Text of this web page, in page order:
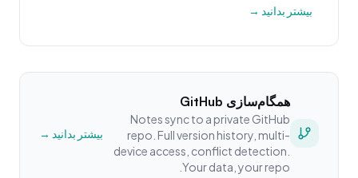
بیشتر بدانید →
همگام‌سازی GitHub
Notes sync to a private GitHub
repo. Full version history, multi-
device access, conflict detection.
Your data, your repo.
بیشتر بدانید →